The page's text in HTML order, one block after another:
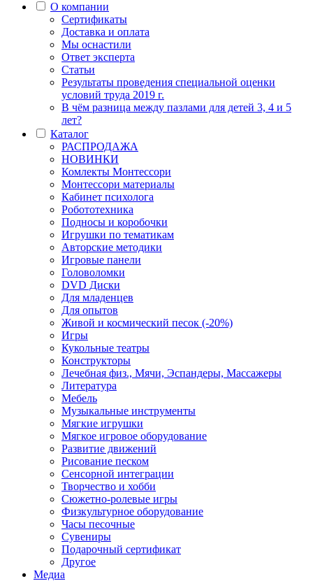
О компании
Сертификаты
Доставка и оплата
Мы оснастили
Ответ эксперта
Статьи
Результаты проведения специальной оценки
условий труда 2019 г.
В чём разница между пазлами для детей 3, 4 и 5
лет?
Каталог
РАСПРОДАЖА
НОВИНКИ
Комлекты Монтессори
Монтессори материалы
Кабинет психолога
Робототехника
Подносы и коробочки
Игрушки по тематикам
Авторские методики
Игровые панели
Головоломки
DVD Диски
Для младенцев
Для опытов
Живой и космический песок (-20%)
Игры
Кукольные театры
Конструкторы
Лечебная физ., Мячи, Эспандеры, Массажеры
Литература
Мебель
Музыкальные инструменты
Мягкие игрушки
Мягкое игровое оборудование
Развитие движений
Рисование песком
Сенсорной интеграции
Творчество и хобби
Сюжетно-ролевые игры
Физкультурное оборудование
Часы песочные
Сувениры
Подарочный сертификат
Другое
Медиа